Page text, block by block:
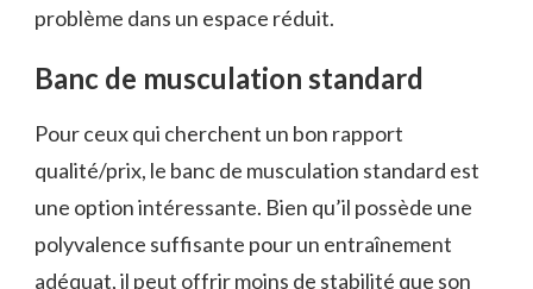
problème dans un espace réduit.
Banc de musculation standard
Pour ceux qui cherchent un bon rapport
qualité/prix, le banc de musculation standard est
une option intéressante. Bien qu’il possède une
polyvalence suffisante pour un entraînement
adéquat, il peut offrir moins de stabilité que son